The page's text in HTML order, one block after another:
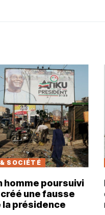
SOCIÉTÉ
homme poursuivi
une fausse
la présidence